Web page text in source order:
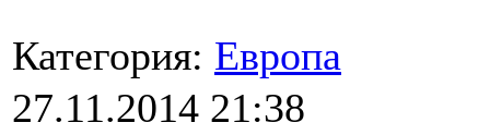
Категория: Европа
27.11.2014 21:38